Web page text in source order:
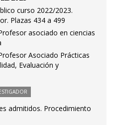
curso 2022/2023.
Plazas 434 a 499
asociado en ciencias
Asociado Prácticas
Evaluación y
admitidos. Procedimiento